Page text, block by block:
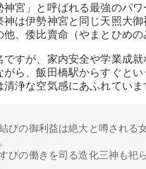
神宮」と呼ばれる最強のパ
は伊勢神宮と同じ天照大
他、倭比賣命（やまとひめ
すが、家内安全や学業成
ら、飯田橋駅からすぐと
浄な空気感にあふれていま
びの御利益は絶大と噂される
びの働きを司る造化三神も祀